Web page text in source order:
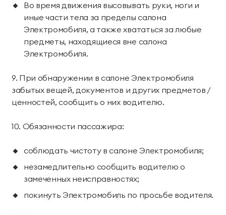
Во время движения высовывать руки, ноги и
иные части тела за пределы салона
Электромобиля, а также хвататься за любые
предметы, находящиеся вне салона
Электромобиля.
9. При обнаружении в салоне Электромобиля
забытых вещей, документов и других предметов /
ценностей, сообщить о них водителю.
10. Обязанности пассажира:
соблюдать чистоту в салоне Электромобиля;
незамедлительно сообщить водителю о
замеченных неисправностях;
покинуть Электромобиль по просьбе водителя.